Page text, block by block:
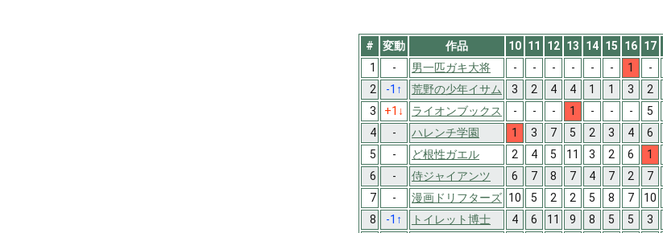
# 変動 作品 10 11 12 13 14 15 16 17
1
- 男一匹ガキ大将 - - - - - - 1 -
2
-1 ↑ 荒野の少年イサム 3 2 4 4 1 1 3 2
3
+1 ↓ ライオンブックス - - - 1 - - - 5
4
- ハレンチ学園 1 3 7 5 2 3 4 6
5
- ど根性ガエル 2 4 5 11 3 2 6 1
6
- 侍ジャイアンツ 6 7 8 7 4 7 2 7
7
- 漫画ドリフターズ 10 5 2 2 5 8 7 10
8
-1 ↑ トイレット博士 4 6 11 9 8 5 5 3